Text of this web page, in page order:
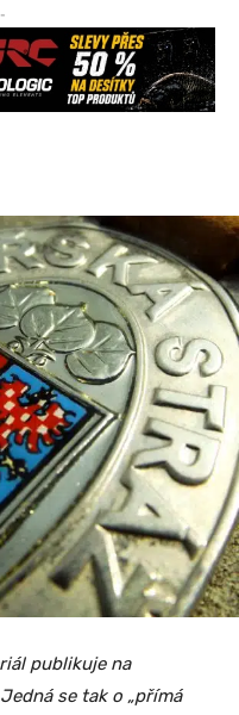
publikuje na
se tak o „přímá